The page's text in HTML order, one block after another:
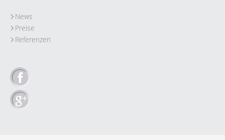
News
Preise
Referenzen